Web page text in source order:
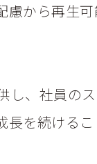
慮から再生
し、社員の
を続ける